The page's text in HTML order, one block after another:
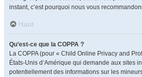
instant, c’est pourquoi nous vous
Haut
Qu’est-ce que la COPPA ?
La COPPA (pour « Child Online Privacy and
États-Unis d’Amérique qui demande aux sites
potentiellement des informations sur les